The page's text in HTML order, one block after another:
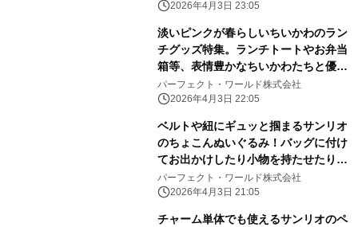
2026年4月3日 23:05
淡いピンクが春らしいちいかわのラン
チグッズ特集。ランチトートやお弁当
箱等、表情豊かなちいかわたちと優し
いピンク色に心和む
パーフェクト・ワールド株式会社
2026年4月3日 22:05
ベルトや紐にギュッと掴まるサンリオ
のちょこんぬいぐるみ！バッグに付け
てお出かけしたり小物を持たせたりと
自由に楽しめる！
パーフェクト・ワールド株式会社
2026年4月3日 21:05
チャーム単体でも使えるサンリオのペ